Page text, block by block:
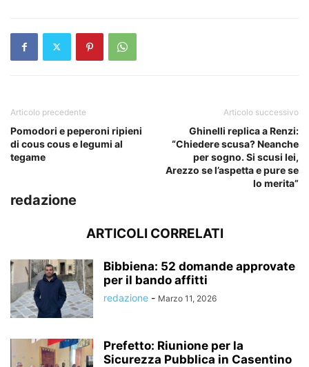
Articolo precedente
Pomodori e peperoni ripieni
di cous cous e legumi al
tegame
Articolo successivo
Ghinelli replica a Renzi:
“Chiedere scusa? Neanche
per sogno. Si scusi lei,
Arezzo se l’aspetta e pure se
lo merita”
redazione
ARTICOLI CORRELATI
Bibbiena: 52 domande approvate
per il bando affitti
redazione - Marzo 11, 2026
Prefetto: Riunione per la
Sicurezza Pubblica in Casentino